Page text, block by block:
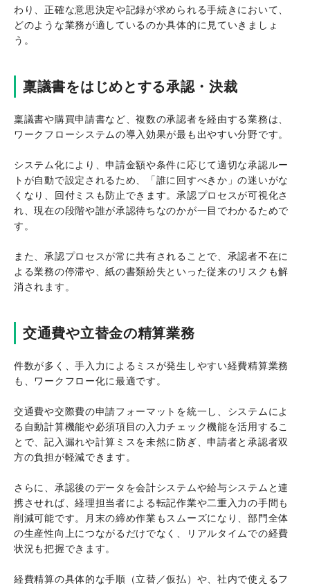
わり、正確な意思決定や記録が求められる手続きにおいて、
どのような業務が適しているのか具体的に見ていきましょ
う。
稟議書をはじめとする承認・決裁
稟議書や購買申請書など、複数の承認者を経由する業務は、
ワークフローシステムの導入効果が最も出やすい分野です。
システム化により、申請金額や条件に応じて適切な承認ルー
トが自動で設定されるため、「誰に回すべきか」の迷いがな
くなり、回付ミスも防止できます。承認プロセスが可視化さ
れ、現在の段階や誰が承認待ちなのかが一目でわかるためで
す。
また、承認プロセスが常に共有されることで、承認者不在に
よる業務の停滞や、紙の書類紛失といった従来のリスクも解
消されます。
交通費や立替金の精算業務
件数が多く、手入力によるミスが発生しやすい経費精算業務
も、ワークフロー化に最適です。
交通費や交際費の申請フォーマットを統一し、システムによ
る自動計算機能や必須項目の入力チェック機能を活用するこ
とで、記入漏れや計算ミスを未然に防ぎ、申請者と承認者双
方の負担が軽減できます。
さらに、承認後のデータを会計システムや給与システムと連
携させれば、経理担当者による転記作業や二重入力の手間も
削減可能です。月末の締め作業もスムーズになり、部門全体
の生産性向上につながるだけでなく、リアルタイムでの経費
状況も把握できます。
経費精算の具体的な手順（立替／仮払）や、社内で使えるフ